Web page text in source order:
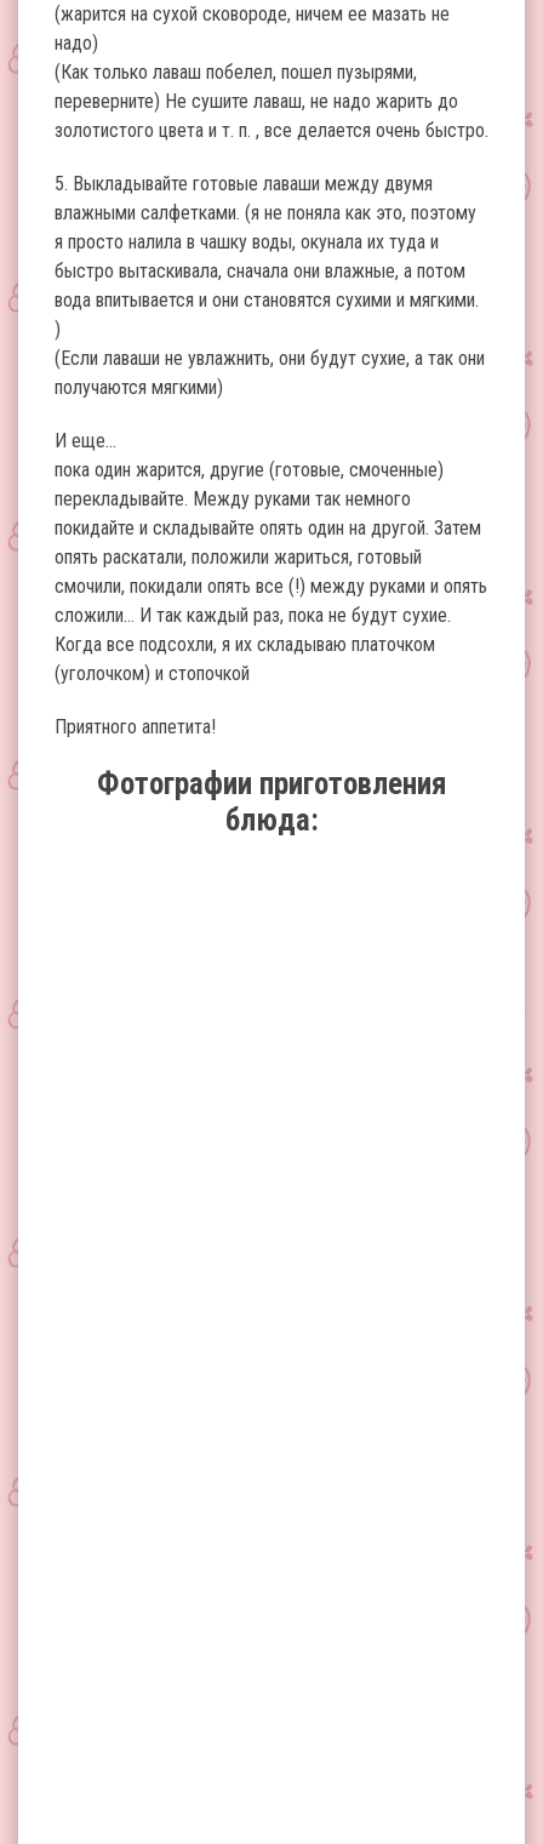
(жарится на сухой сковороде, ничем ее мазать не
надо)
(Как только лаваш побелел, пошел пузырями,
переверните) Не сушите лаваш, не надо жарить до
золотистого цвета и т. п. , все делается очень быстро.
5. Выкладывайте готовые лаваши между двумя
влажными салфетками. (я не поняла как это, поэтому
я просто налила в чашку воды, окунала их туда и
быстро вытаскивала, сначала они влажные, а потом
вода впитывается и они становятся сухими и мягкими.
)
(Если лаваши не увлажнить, они будут сухие, а так они
получаются мягкими)
И еще…
пока один жарится, другие (готовые, смоченные)
перекладывайте. Между руками так немного
покидайте и складывайте опять один на другой. Затем
опять раскатали, положили жариться, готовый
смочили, покидали опять все (!) между руками и опять
сложили… И так каждый раз, пока не будут сухие.
Когда все подсохли, я их складываю платочком
(уголочком) и стопочкой
Приятного аппетита!
Фотографии приготовления
блюда: